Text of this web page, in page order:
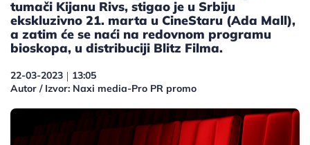
tumači Kijanu Rivs, stigao je u Srbiju
ekskluzivno 21. marta u CineStaru (Ada Mall),
a zatim će se naći na redovnom programu
bioskopa, u distribuciji Blitz Filma.
22-03-2023 | 13:05
Autor / Izvor: Naxi media-Pro PR promo